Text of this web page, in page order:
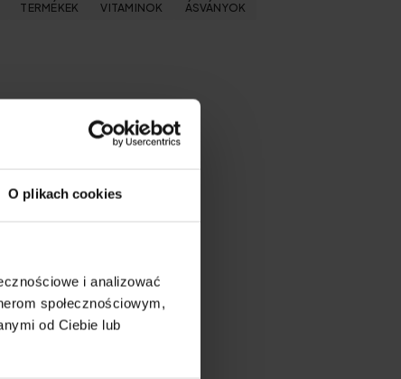
O plikach cookies
i analizować
społecznościowym,
od Ciebie lub
TERMÉKEK VITAMINOK ÁSVÁNYOK